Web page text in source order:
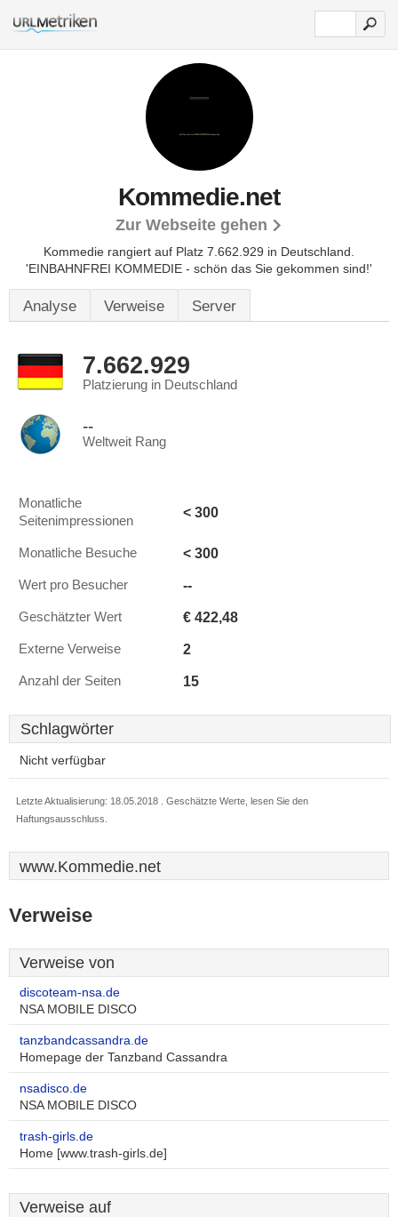
Kommedie.net
Zur Webseite gehen
Kommedie rangiert auf Platz 7.662.929 in Deutschland.
'EINBAHNFREI KOMMEDIE - schön das Sie gekommen sind!'
Analyse Verweise Server
7.662.929
Platzierung in Deutschland
--
Weltweit Rang
Monatliche
Seitenimpressionen
< 300
Monatliche Besuche < 300
Wert pro Besucher --
Geschätzter Wert € 422,48
Externe Verweise 2
Anzahl der Seiten 15
Schlagwörter
Nicht verfügbar
Letzte Aktualisierung: 18.05.2018 . Geschätzte Werte, lesen Sie den
Haftungsausschluss.
www.Kommedie.net
Verweise
Verweise von
discoteam-nsa.de
NSA MOBILE DISCO
tanzbandcassandra.de
Homepage der Tanzband Cassandra
nsadisco.de
NSA MOBILE DISCO
trash-girls.de
Home [www.trash-girls.de]
Verweise auf